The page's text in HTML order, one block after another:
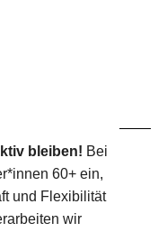
bleiben! Bei
60+ ein,
und Flexibilität
wir